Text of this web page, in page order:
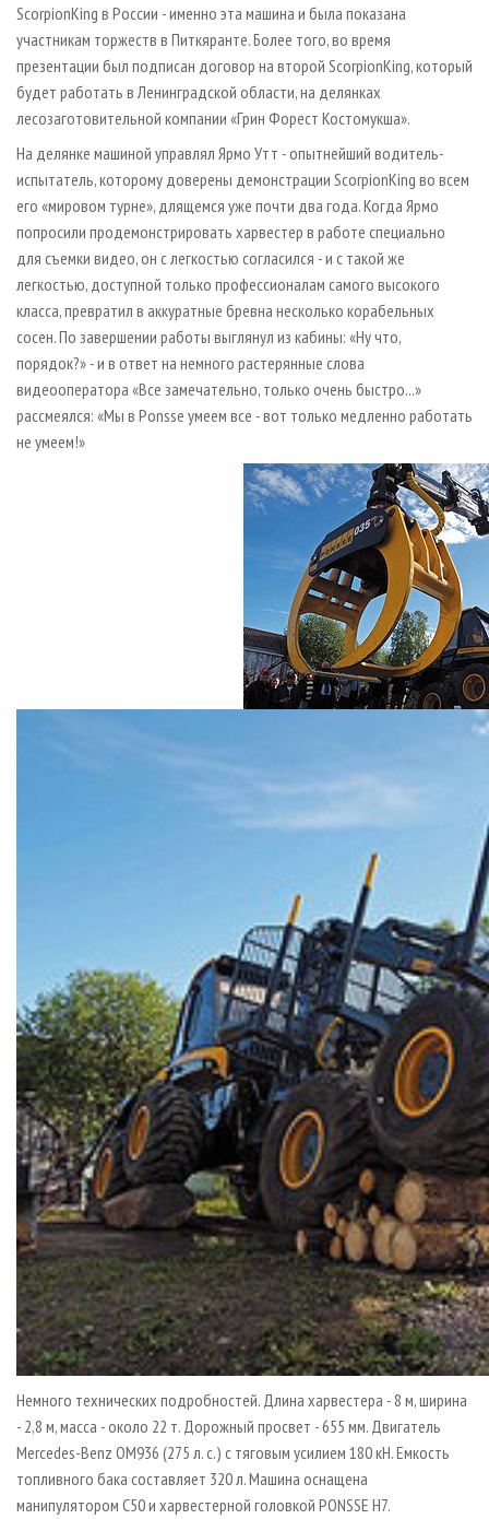
ScorpionKing в России - именно эта машина и была показана
участникам торжеств в Питкяранте. Более того, во время
презентации был подписан договор на второй ScorpionKing, который
будет работать в Ленинградской области, на делянках
лесозаготовительной компании «Грин Форест Костомукша».
На делянке машиной управлял Ярмо Утт - опытнейший водитель-
испытатель, которому доверены демонстрации ScorpionKing во всем
его «мировом турне», длящемся уже почти два года. Когда Ярмо
попросили продемонстрировать харвестер в работе специально
для съемки видео, он с легкостью согласился - и с такой же
легкостью, доступной только профессионалам самого высокого
класса, превратил в аккуратные бревна несколько корабельных
сосен. По завершении работы выглянул из кабины: «Ну что,
порядок?» - и в ответ на немного растерянные слова
видеооператора «Все замечательно, только очень быстро...»
рассмеялся: «Мы в Ponsse умеем все - вот только медленно работать
не умеем!»
Немного технических подробностей. Длина харвестера - 8 м, ширина
- 2,8 м, масса - около 22 т. Дорожный просвет - 655 мм. Двигатель
Mercedes-Benz OM936 (275 л. с.) с тяговым усилием 180 кН. Емкость
топливного бака составляет 320 л. Машина оснащена
манипулятором С50 и харвестерной головкой PONSSE H7.